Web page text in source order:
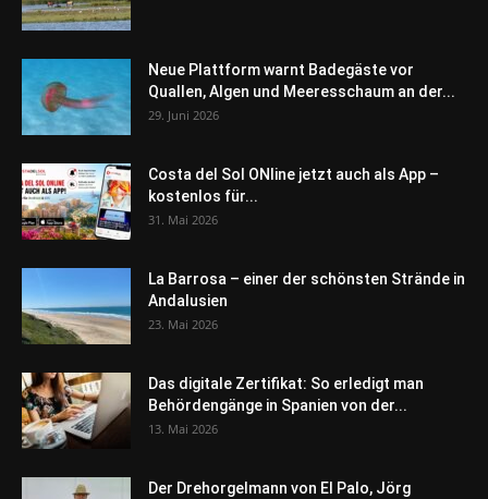
Neue Plattform warnt Badegäste vor
Quallen, Algen und Meeresschaum an der...
29. Juni 2026
Costa del Sol ONline jetzt auch als App –
kostenlos für...
31. Mai 2026
La Barrosa – einer der schönsten Strände in
Andalusien
23. Mai 2026
Das digitale Zertifikat: So erledigt man
Behördengänge in Spanien von der...
13. Mai 2026
Der Drehorgelmann von El Palo, Jörg